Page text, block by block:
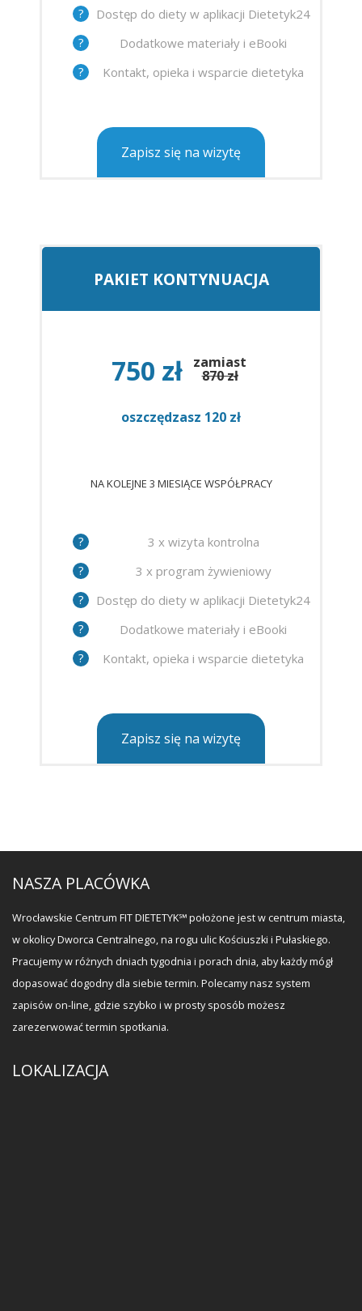
?
Dostęp do diety w aplikacji Dietetyk24
?
Dodatkowe materiały i eBooki
?
Kontakt, opieka i wsparcie dietetyka
Zapisz się na wizytę
PAKIET KONTYNUACJA
750 zł zamiast
870 zł
oszczędzasz 120 zł
NA KOLEJNE 3 MIESIĄCE WSPÓŁPRACY
?
3 x wizyta kontrolna
?
3 x program żywieniowy
?
Dostęp do diety w aplikacji Dietetyk24
?
Dodatkowe materiały i eBooki
?
Kontakt, opieka i wsparcie dietetyka
Zapisz się na wizytę
NASZA PLACÓWKA
Wrocławskie Centrum FIT DIETETYK℠ położone jest w centrum miasta,
w okolicy Dworca Centralnego, na rogu ulic Kościuszki i Pułaskiego.
Pracujemy w różnych dniach tygodnia i porach dnia, aby każdy mógł
dopasować dogodny dla siebie termin. Polecamy nasz system
zapisów on-line, gdzie szybko i w prosty sposób możesz
zarezerwować termin spotkania.
LOKALIZACJA